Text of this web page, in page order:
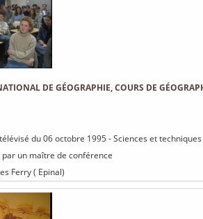
DE GÉOGRAPHIE, COURS DE
du 06 octobre 1995 - Sciences et
un maître de conférence
Ferry ( Epinal)